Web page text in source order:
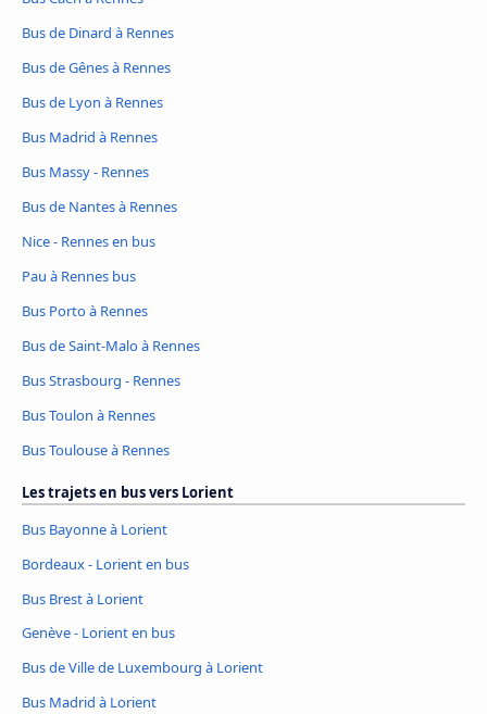
Bus de Dinard à Rennes
Bus de Gênes à Rennes
Bus de Lyon à Rennes
Bus Madrid à Rennes
Bus Massy - Rennes
Bus de Nantes à Rennes
Nice - Rennes en bus
Pau à Rennes bus
Bus Porto à Rennes
Bus de Saint-Malo à Rennes
Bus Strasbourg - Rennes
Bus Toulon à Rennes
Bus Toulouse à Rennes
Les trajets en bus vers Lorient
Bus Bayonne à Lorient
Bordeaux - Lorient en bus
Bus Brest à Lorient
Genève - Lorient en bus
Bus de Ville de Luxembourg à Lorient
Bus Madrid à Lorient